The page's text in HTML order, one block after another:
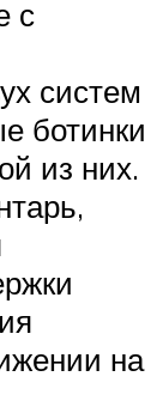
с
систем
ботинки
из них.
на